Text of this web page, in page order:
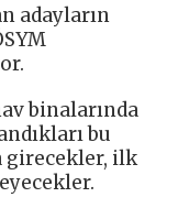
adayların
binalarında
bu
girecekler, ilk